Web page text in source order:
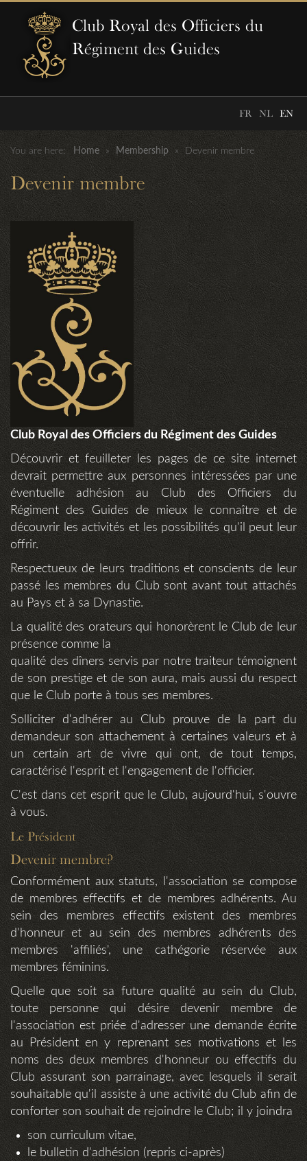
Club Royal des Officiers du
Régiment des Guides
FR NL EN
You are here: Home » Membership » Devenir membre
Devenir membre
Club Royal des Officiers du Régiment des Guides
Découvrir et feuilleter les pages de ce site internet
devrait permettre aux personnes intéressées par une
éventuelle adhésion au Club des Officiers du
Régiment des Guides de mieux le connaître et de
découvrir les activités et les possibilités qu'il peut leur
offrir.
Respectueux de leurs traditions et conscients de leur
passé les membres du Club sont avant tout attachés
au Pays et à sa Dynastie.
La qualité des orateurs qui honorèrent le Club de leur
présence comme la
qualité des dîners servis par notre traiteur témoignent
de son prestige et de son aura, mais aussi du respect
que le Club porte à tous ses membres.
Solliciter d'adhérer au Club prouve de la part du
demandeur son attachement à certaines valeurs et à
un certain art de vivre qui ont, de tout temps,
caractérisé l'esprit et l'engagement de l'officier.
C'est dans cet esprit que le Club, aujourd'hui, s'ouvre
à vous.
Le Président
Devenir membre?
Conformément aux statuts, l'association se compose
de membres effectifs et de membres adhérents. Au
sein des membres effectifs existent des membres
d'honneur et au sein des membres adhérents des
membres 'affiliés', une cathégorie réservée aux
membres féminins.
Quelle que soit sa future qualité au sein du Club,
toute personne qui désire devenir membre de
l'association est priée d'adresser une demande écrite
au Président en y reprenant ses motivations et les
noms des deux membres d'honneur ou effectifs du
Club assurant son parrainage, avec lesquels il serait
souhaitable qu'il assiste à une activité du Club afin de
conforter son souhait de rejoindre le Club; il y joindra
son curriculum vitae,
le bulletin d'adhésion (repris ci-après)